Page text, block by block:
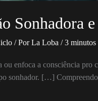
Sonhadora
/ PorLa Loba /3 minutos
enfoca a consciência
sonhador. […]